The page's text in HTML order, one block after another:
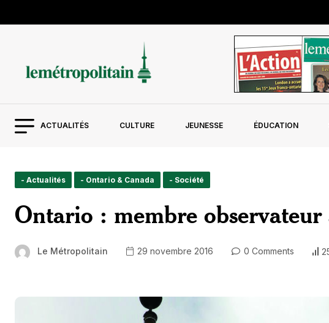
ACTUALITÉS CULTURE JEUNESSE ÉDUCATION
- Actualités - Ontario & Canada - Société
Ontario : membre observateur
Le Métropolitain 29 novembre 2016 0 Comments